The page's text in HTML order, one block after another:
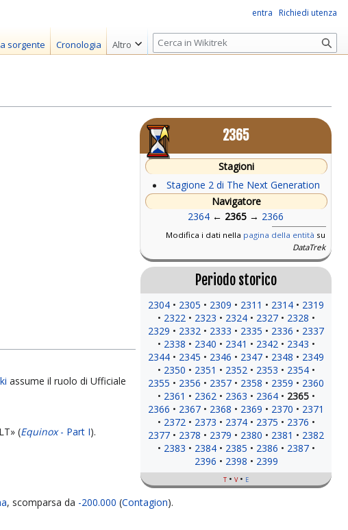
2365
Stagioni
Stagione 2 di The Next Generation
Navigatore
2364 ← 2365 → 2366
Modifica i dati nella pagina della entità su
DataTrek
Periodo storico
2304 2305 2309 2311 2314
2319
2322
2323 2324 2327
2328
2329
2332 2333 2335 2336
2337
2338
2340 2341 2342
2343
2344
2345 2346 2347 2348
2349
2350
2351 2352 2353
2354
2355
2356 2357 2358 2359
2360
2361
2362 2363 2364
2365
2366
2367 2368 2369 2370
2371
2372
2373 2374 2375
2376
2377
2378 2379 2380 2381
2382
2383
2384 2385 2386
2387
2396
2398 2399
t v e
assume il ruolo di Ufficiale
(Equinox- Part I).
, scomparsa da -200.000 (Contagion).
entra Richiedi utenza
sorgente Cronologia Altro
R
i
r
c
a